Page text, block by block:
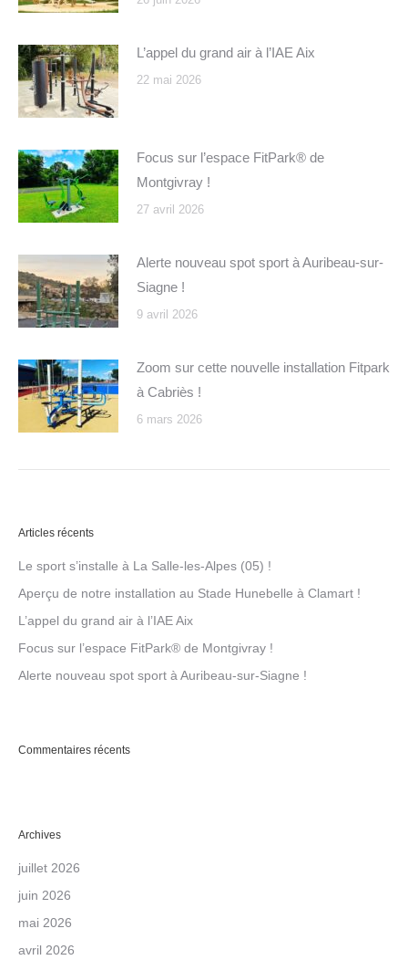
L’appel du grand air à l’IAE Aix
22 mai 2026
Focus sur l’espace FitPark® de
Montgivray !
27 avril 2026
Alerte nouveau spot sport à Auribeau-sur-
Siagne !
9 avril 2026
Zoom sur cette nouvelle installation Fitpark
à Cabriès !
6 mars 2026
Articles récents
Le sport s’installe à La Salle-les-Alpes (05) !
Aperçu de notre installation au Stade Hunebelle à Clamart !
L’appel du grand air à l’IAE Aix
Focus sur l’espace FitPark® de Montgivray !
Alerte nouveau spot sport à Auribeau-sur-Siagne !
Commentaires récents
Archives
juillet 2026
juin 2026
mai 2026
avril 2026